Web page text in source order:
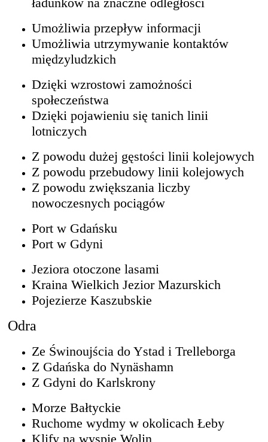
Umożliwia przepływ informacji
Umożliwia utrzymywanie kontaktów
międzyludzkich
Dzięki wzrostowi zamożności
społeczeństwa
Dzięki pojawieniu się tanich linii
lotniczych
Z powodu dużej gęstości linii kolejowych
Z powodu przebudowy linii kolejowych
Z powodu zwiększania liczby
nowoczesnych pociągów
Port w Gdańsku
Port w Gdyni
Jeziora otoczone lasami
Kraina Wielkich Jezior Mazurskich
Pojezierze Kaszubskie
Odra
Ze Świnoujścia do Ystad i Trelleborga
Z Gdańska do Nynäshamn
Z Gdyni do Karlskrony
Morze Bałtyckie
Ruchome wydmy w okolicach Łeby
Klify na wyspie Wolin